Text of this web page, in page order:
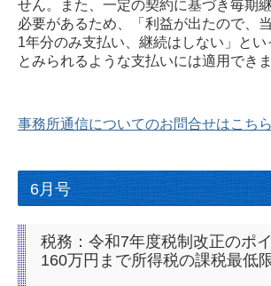
せん。また、一定の契約に基づき毎期
必要があるため、「利益が出たので、
1年分のみ支払い、継続はしない」と
とみられるような支払いには適用でき
事務所通信についてのお問合せはこち
6月号
税務：令和7年度税制改正のポ
160万円まで所得税の課税最低